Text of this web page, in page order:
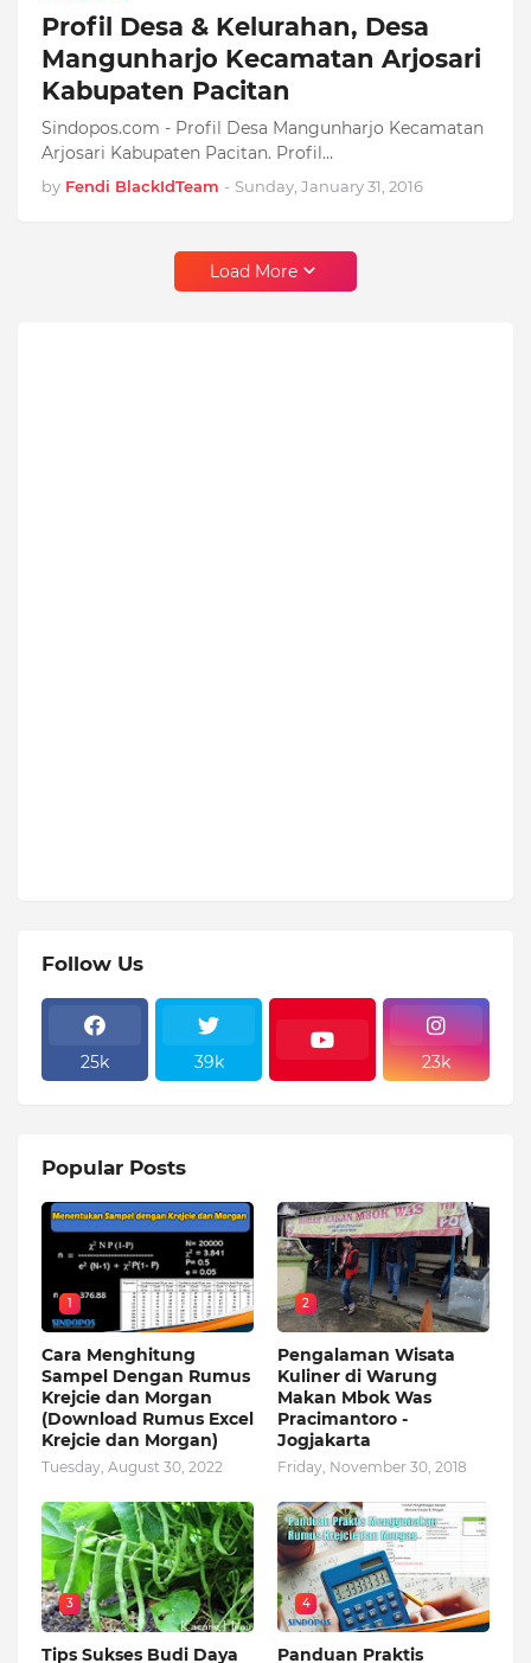
Profil Desa & Kelurahan, Desa
Mangunharjo Kecamatan Arjosari
Kabupaten Pacitan
Sindopos.com - Profil Desa Mangunharjo Kecamatan
Arjosari Kabupaten Pacitan. Profil…
by Fendi BlackIdTeam - Sunday, January 31, 2016
Load More
Follow Us
25k 39k 23k
Popular Posts
1
Cara Menghitung
Sampel Dengan Rumus
Krejcie dan Morgan
(Download Rumus Excel
Krejcie dan Morgan)
Tuesday, August 30, 2022
2
Pengalaman Wisata
Kuliner di Warung
Makan Mbok Was
Pracimantoro -
Jogjakarta
Friday, November 30, 2018
3
Tips Sukses Budi Daya
4
Panduan Praktis